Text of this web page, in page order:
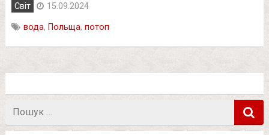
Світ 15.09.2024
вода, Польща, потоп
Пошук